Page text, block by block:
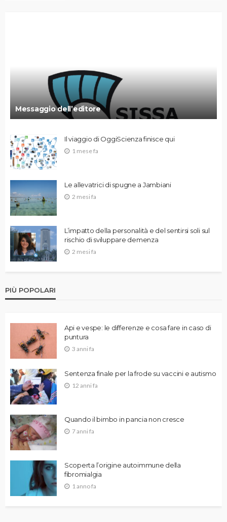
Messaggio dell’editore
Il viaggio di OggiScienza finisce qui
1 mese fa
Le allevatrici di spugne a Jambiani
2 mesi fa
L’impatto della personalità e del sentirsi soli sul
rischio di sviluppare demenza
2 mesi fa
PIÙ POPOLARI
Api e vespe: le differenze e cosa fare in caso di
puntura
3 anni fa
Sentenza finale per la frode su vaccini e autismo
12 anni fa
Quando il bimbo in pancia non cresce
7 anni fa
Scoperta l’origine autoimmune della
fibromialgia
1 anno fa